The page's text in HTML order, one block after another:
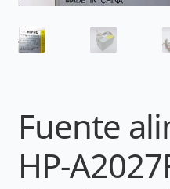
Fuente
HP-